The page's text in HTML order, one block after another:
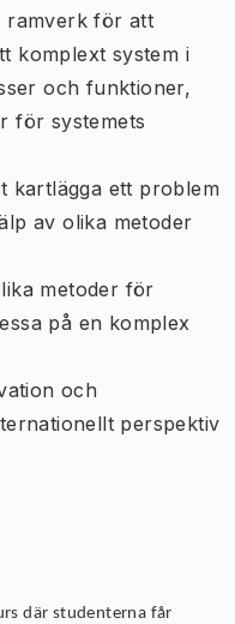
ramverk för att
komplext system i
och funktioner,
för systemets
kartlägga ett problem
av olika metoder
metoder för
på en komplex
och
perspektiv
där studenterna får